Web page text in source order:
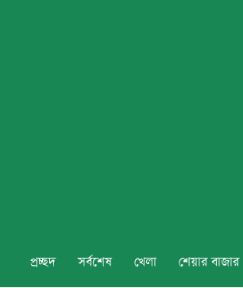
প্রচ্ছদ সর্বশেষ খেলা শেয়ার বাজার